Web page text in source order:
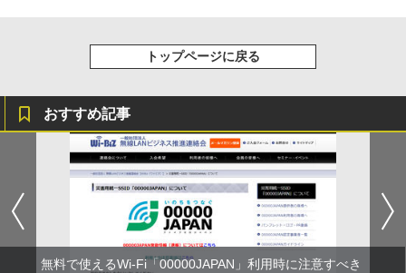
トップページに戻る
おすすめ記事
無料で使えるWi-Fi「00000JAPAN」利用時に注意すべき